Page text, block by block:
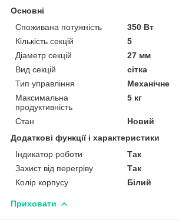
Основні
Споживана потужність
350 Вт
Кількість секцій
5
Діаметр секцій
27 мм
Вид секцій
сітка
Тип управління
Механічне
Максимальна
продуктивність
5 кг
Стан
Новий
Додаткові функції і характеристики
Індикатор роботи
Так
Захист від перегріву
Так
Колір корпусу
Білий
Приховати